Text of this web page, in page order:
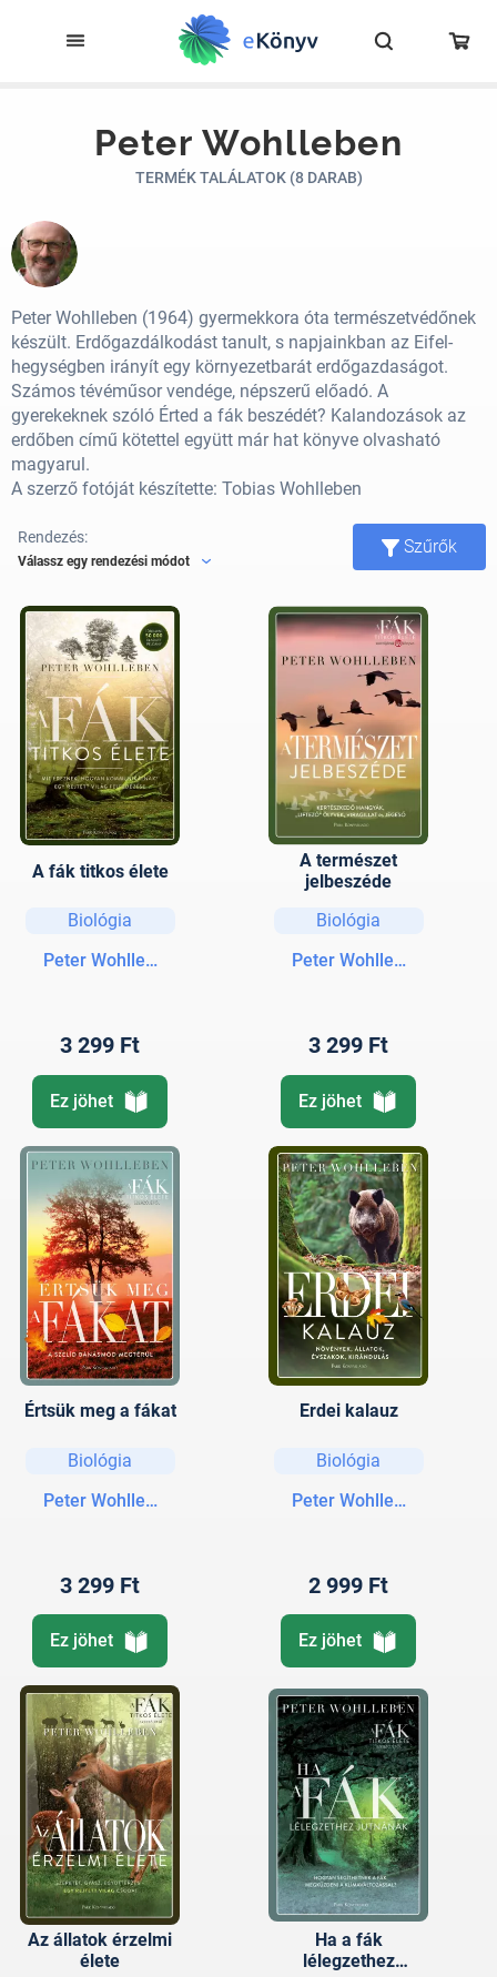
Peter Wohlleben
TERMÉK TALÁLATOK (8 DARAB)
Peter Wohlleben (1964) gyermekkora óta természetvédőnek
készült. Erdőgazdálkodást tanult, s napjainkban az Eifel-
hegységben irányít egy környezetbarát erdőgazdaságot.
Számos tévéműsor vendége, népszerű előadó. A
gyerekeknek szóló Érted a fák beszédét? Kalandozások az
erdőben című kötettel együtt már hat könyve olvasható
magyarul.
A szerző fotóját készítette: Tobias Wohlleben
Rendezés:
Válassz egy rendezési módot
Szűrők
A fák titkos élete
Biológia
Peter Wohlleben
3 299 Ft
Ez jöhet
A természet
jelbeszéde
Biológia
Peter Wohlleben
3 299 Ft
Ez jöhet
Értsük meg a fákat
Biológia
Peter Wohlleben
3 299 Ft
Ez jöhet
Erdei kalauz
Biológia
Peter Wohlleben
2 999 Ft
Ez jöhet
Az állatok érzelmi
élete
Ha a fák
lélegzethez